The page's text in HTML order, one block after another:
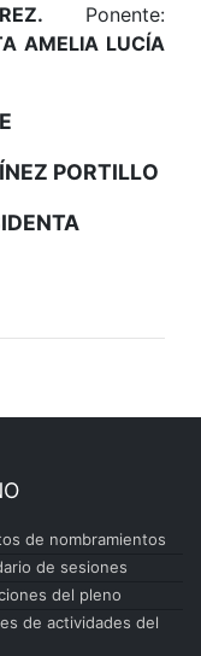
. Ponente:
AMELIA LUCÍA
PORTILLO
de nombramientos
de sesiones
del pleno
de actividades del